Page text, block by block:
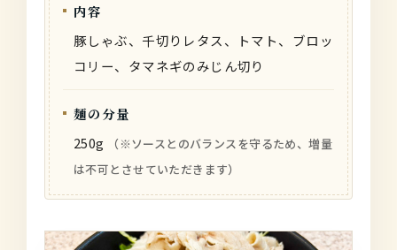
内容
豚しゃぶ、千切りレタス、トマト、ブロッ
コリー、タマネギのみじん切り
麺の分量
250g
（※ソースとのバランスを守るため、増量
は不可とさせていただきます）